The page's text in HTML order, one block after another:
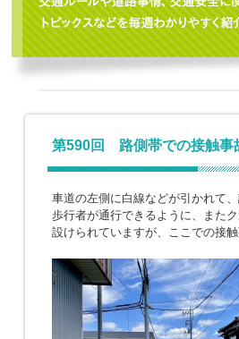
第590回 路側帯での接触事
車道の左側に白線などが引かれて、
歩行者が通行できるように、また
設けられていますが、ここでの接